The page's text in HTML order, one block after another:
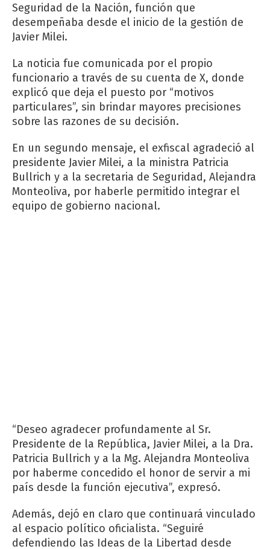
Seguridad de la Nación, función que
desempeñaba desde el inicio de la gestión de
Javier Milei.
La noticia fue comunicada por el propio
funcionario a través de su cuenta de X, donde
explicó que deja el puesto por “motivos
particulares”, sin brindar mayores precisiones
sobre las razones de su decisión.
En un segundo mensaje, el exfiscal agradeció al
presidente Javier Milei, a la ministra Patricia
Bullrich y a la secretaria de Seguridad, Alejandra
Monteoliva, por haberle permitido integrar el
equipo de gobierno nacional.
“Deseo agradecer profundamente al Sr.
Presidente de la República, Javier Milei, a la Dra.
Patricia Bullrich y a la Mg. Alejandra Monteoliva
por haberme concedido el honor de servir a mi
país desde la función ejecutiva”, expresó.
Además, dejó en claro que continuará vinculado
al espacio político oficialista. “Seguiré
defendiendo las Ideas de la Libertad desde